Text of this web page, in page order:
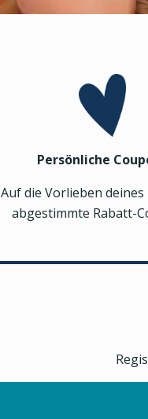
Persönliche
Auf die Vorlieben
abgestimmte Rabatt-